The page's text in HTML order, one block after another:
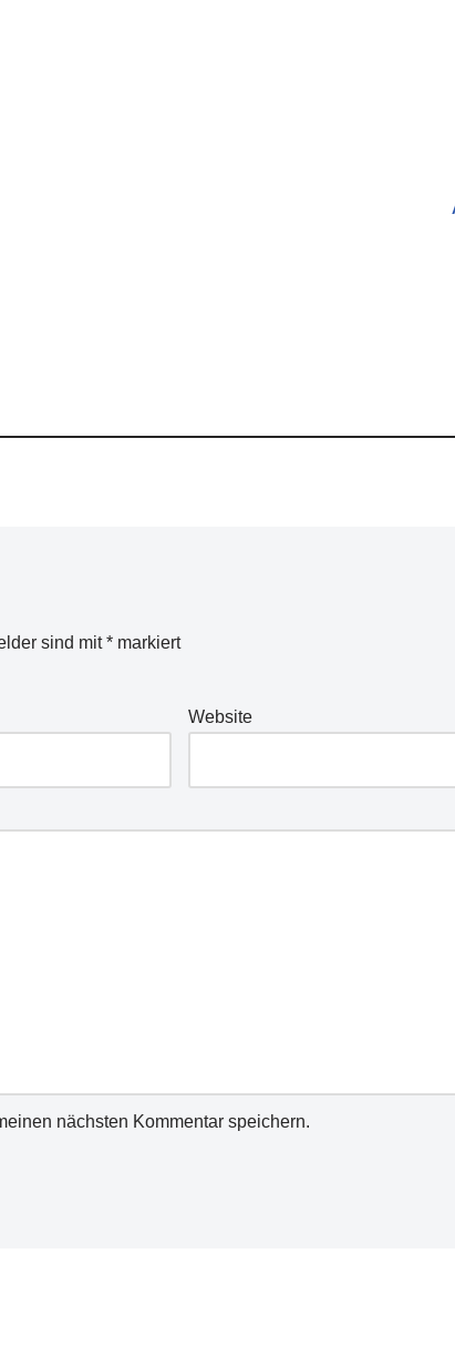
sind mit* markiert
Website
nächsten Kommentar speichern.